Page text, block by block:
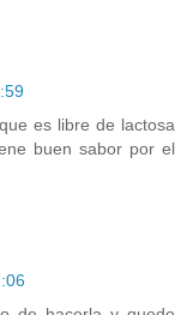
es libre de lactosa
buen sabor por el